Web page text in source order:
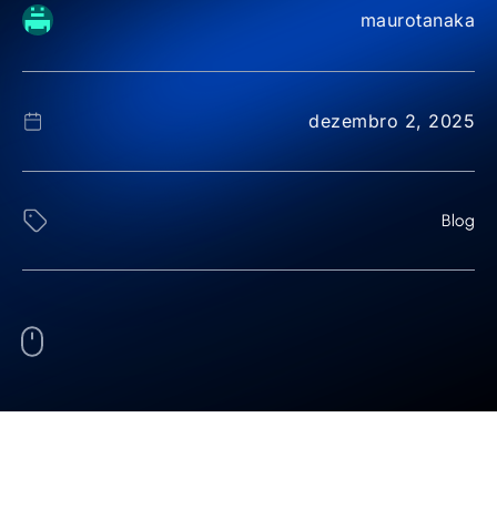
maurotanaka
dezembro 2, 2025
Blog